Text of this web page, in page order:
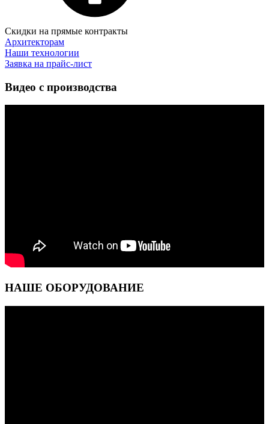
Скидки на прямые контракты
Архитекторам
Наши технологии
Заявка на прайс-лист
Видео с производства
НАШЕ ОБОРУДОВАНИЕ